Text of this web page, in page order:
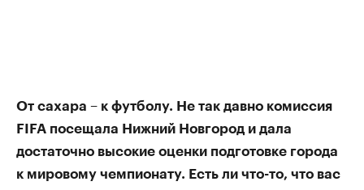
От сахара – к футболу. Не так давно комиссия
FIFA посещала Нижний Новгород и дала
достаточно высокие оценки подготовке города
к мировому чемпионату. Есть ли что-то, что вас